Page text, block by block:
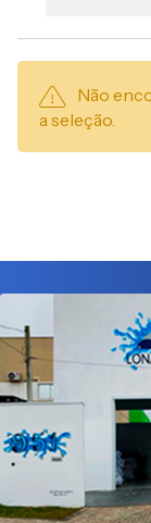
Não
a seleção.